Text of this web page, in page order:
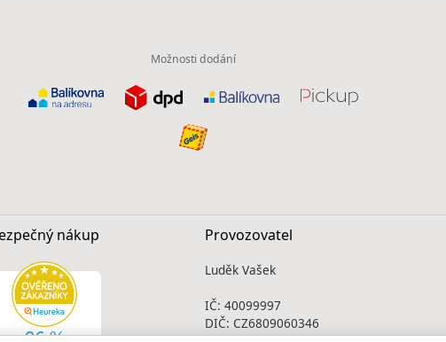
Možnosti dodání
nákup Provozovatel
Luděk Vašek
IČ: 40099997
DIČ: CZ6809060346